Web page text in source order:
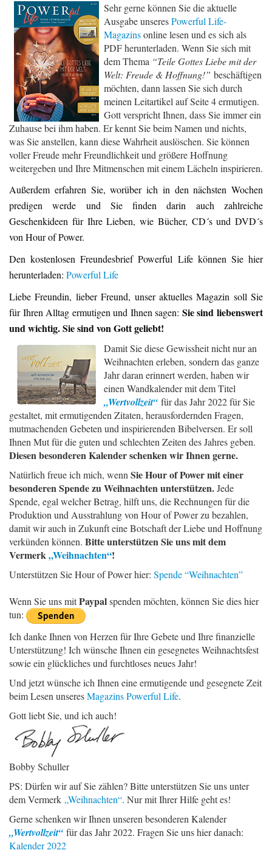
Sehr gerne können Sie die aktuelle
Ausgabe unseresPowerful Life-
Magazinsonline lesen und es sich als
PDF herunterladen. Wenn Sie sich mit
dem Thema “Teile Gottes Liebe mit der
Welt: Freude & Hoffnung!” beschäftigen
möchten, dann lassen Sie sich durch
meinen Leitartikel auf Seite 4 ermutigen.
Gott verspricht Ihnen, dass Sie immer ein
Zuhause bei ihm haben. Er kennt Sie beim Namen und nichts,
was Sie anstellen, kann diese Wahrheit auslöschen. Sie können
voller Freude mehr Freundlichkeit und größere Hoffnung
weitergeben und Ihre Mitmenschen mit einem Lächeln inspirieren.
Außerdem erfahren Sie, worüber ich in den nächsten Wochen
predigen werde und Sie finden darin auch zahlreiche
Geschenkideen für Ihre Lieben, wie Bücher, CD´s und DVD´s
von Hour of Power.
Den kostenlosen Freundesbrief Powerful Life können Sie hier
herunterladen: Powerful Life
Liebe Freundin, lieber Freund, unser aktuelles Magazin soll Sie
für Ihren Alltag ermutigen und Ihnen sagen: Sie sind liebenswert
und wichtig. Sie sind von Gott geliebt!
Damit Sie diese Gewissheit nicht nur an
Weihnachten erleben, sondern das ganze
Jahr daran erinnert werden, haben wir
einen Wandkalender mit dem Titel
„Wertvollzeit“ für das Jahr 2022 für Sie
gestaltet, mit ermutigenden Zitaten, herausfordernden Fragen,
mutmachenden Gebeten und inspirierenden Bibelversen. Er soll
Ihnen Mut für die guten und schlechten Zeiten des Jahres geben.
Diesen besonderen Kalender schenken wir Ihnen gerne.
Natürlich freue ich mich, wenn Sie Hour of Power mit einer
besonderen Spende zu Weihnachten unterstützen.Jede
Spende, egal welcher Betrag, hilft uns, die Rechnungen für die
Produktion und Ausstrahlung von Hour of Power zu bezahlen,
damit wir auch in Zukunft eine Botschaft der Liebe und Hoffnung
verkünden können. Bitte unterstützen Sie uns mit dem
Vermerk„Weihnachten“!
Unterstützen Sie Hour of Power hier: Spende “Weihnachten”
Wenn Sie uns mitPaypalspenden möchten, können Sie dies hier
tun:
Ich danke Ihnen von Herzen für Ihre Gebete und Ihre finanzielle
Unterstützung! Ich wünsche Ihnen ein gesegnetes Weihnachtsfest
sowie ein glückliches und furchtloses neues Jahr!
Und jetzt wünsche ich Ihnen eine ermutigende und gesegnete Zeit
beim Lesen unseresMagazins Powerful Life.
Gott liebt Sie, und ich auch!
Bobby Schuller
PS: Dürfen wir auf Sie zählen? Bitte unterstützen Sie uns unter
dem Vermerk „Weihnachten“. Nur mit Ihrer Hilfe geht es!
Gerne schenken wir Ihnen unseren besonderen Kalender
„Wertvollzeit“ für das Jahr 2022. Fragen Sie uns hier danach:
Kalender 2022